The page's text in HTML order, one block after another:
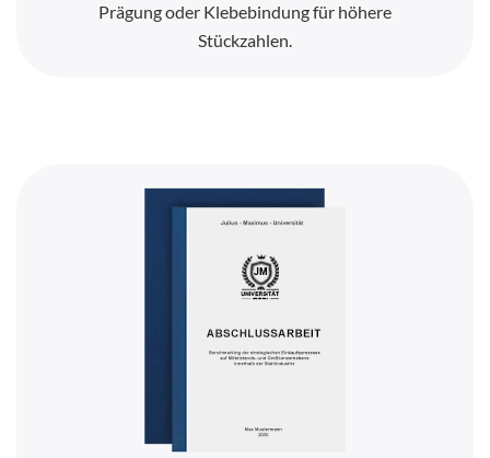
Prägung oder Klebebindung für höhere
Stückzahlen.